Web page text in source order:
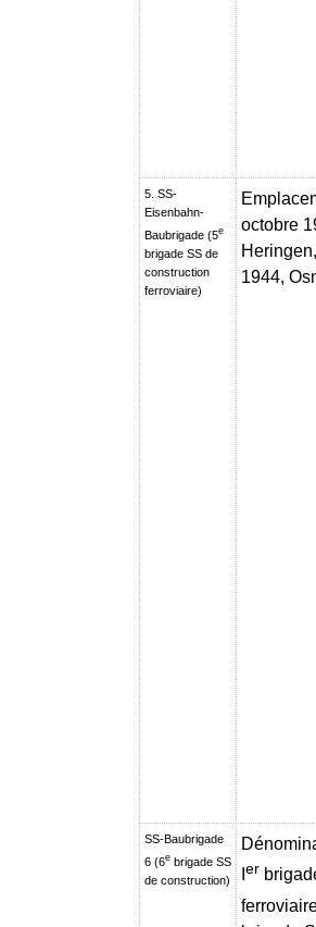
5. SS-
Eisenbahn-
Baubrigade (5e
brigade SS de
construction
ferroviaire)
octobre
1944,
SS-Baubrigade
6 (6e brigade SS
de construction)
er